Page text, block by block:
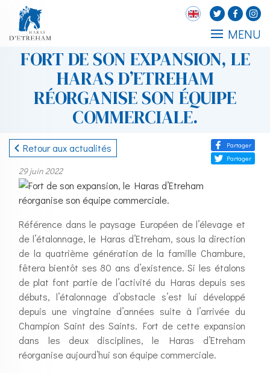
MENU
FORT DE SON EXPANSION, LE
HARAS D’ETREHAM
RÉORGANISE SON ÉQUIPE
COMMERCIALE.
Partager
Partager
Retour aux actualités
29 juin 2022
Référence dans le paysage Européen de l’élevage et
de l’étalonnage, le Haras d’Etreham, sous la direction
de la quatrième génération de la famille Chambure,
fêtera bientôt ses 80 ans d’existence. Si les étalons
de plat font partie de l’activité du Haras depuis ses
débuts, l’étalonnage d’obstacle s’est lui développé
depuis une vingtaine d’années suite à l’arrivée du
Champion Saint des Saints. Fort de cette expansion
dans les deux disciplines, le Haras d’Etreham
réorganise aujourd’hui son équipe commerciale.